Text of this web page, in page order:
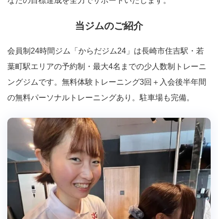
当ジムのご紹介
会員制24時間ジム「からだジム24」は長崎市住吉駅・若
葉町駅エリアの予約制・最大4名までの少人数制トレーニ
ングジムです。無料体験トレーニング3回＋入会後半年間
の無料パーソナルトレーニングあり。駐車場も完備。